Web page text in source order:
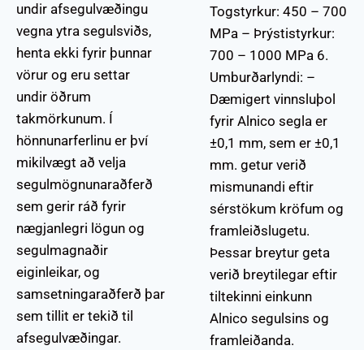
undir afsegulvæðingu
vegna ytra segulsviðs,
henta ekki fyrir þunnar
vörur og eru settar
undir öðrum
takmörkunum. Í
hönnunarferlinu er því
mikilvægt að velja
segulmögnunaraðferð
sem gerir ráð fyrir
nægjanlegri lögun og
segulmagnaðir
eiginleikar, og
samsetningaraðferð þar
sem tillit er tekið til
afsegulvæðingar.
Togstyrkur: 450 – 700
MPa – Þrýstistyrkur:
700 – 1000 MPa 6.
Umburðarlyndi: –
Dæmigert vinnsluþol
fyrir Alnico segla er
±0,1 mm, sem er ±0,1
mm. getur verið
mismunandi eftir
sérstökum kröfum og
framleiðslugetu.
Þessar breytur geta
verið breytilegar eftir
tiltekinni einkunn
Alnico segulsins og
framleiðanda.